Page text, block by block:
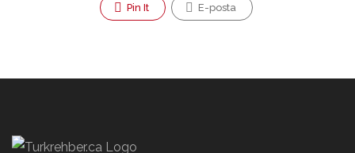
Pin It E-posta